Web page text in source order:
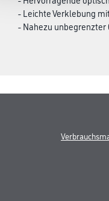
- Leichte Verklebung
- Nahezu